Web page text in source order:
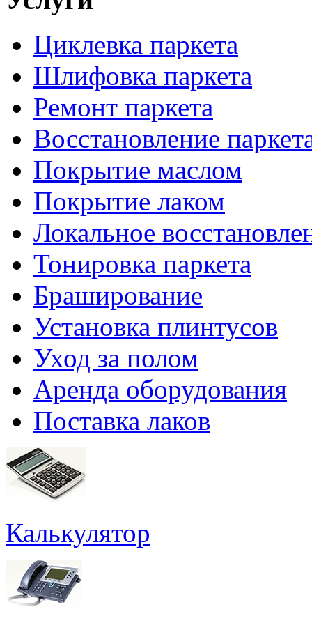
Циклевка паркета
Шлифовка паркета
Ремонт паркета
Восстановление
Покрытие маслом
Покрытие лаком
Локальное
Тонировка паркета
Браширование
Установка плинтусов
Уход за полом
Аренда оборудования
Поставка лаков
Калькулятор